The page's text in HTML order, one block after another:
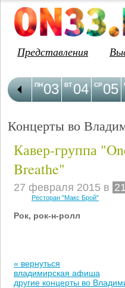
Представления
03
ПН 04
ВТ 05
СР
Концерты во
Кавер-группа
Breathe"
27 февраля 2015 в
Ресторан "Макс Брой"
Рок, рок-н-ролл
« вернуться
владимирская афиша
другие концерты во